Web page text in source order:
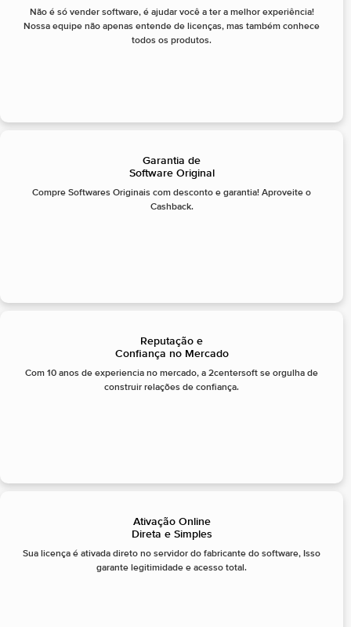
Não é só vender software, é ajudar você a ter a melhor experiência!
Nossa equipe não apenas entende de licenças, mas também conhece
todos os produtos.
Garantia de
Software Original
Compre Softwares Originais com desconto e garantia! Aproveite o
Cashback.
Reputação e
Confiança no Mercado
Com 10 anos de experiencia no mercado, a 2centersoft se orgulha de
construir relações de confiança.
Ativação Online
Direta e Simples
Sua licença é ativada direto no servidor do fabricante do software, Isso
garante legitimidade e acesso total.